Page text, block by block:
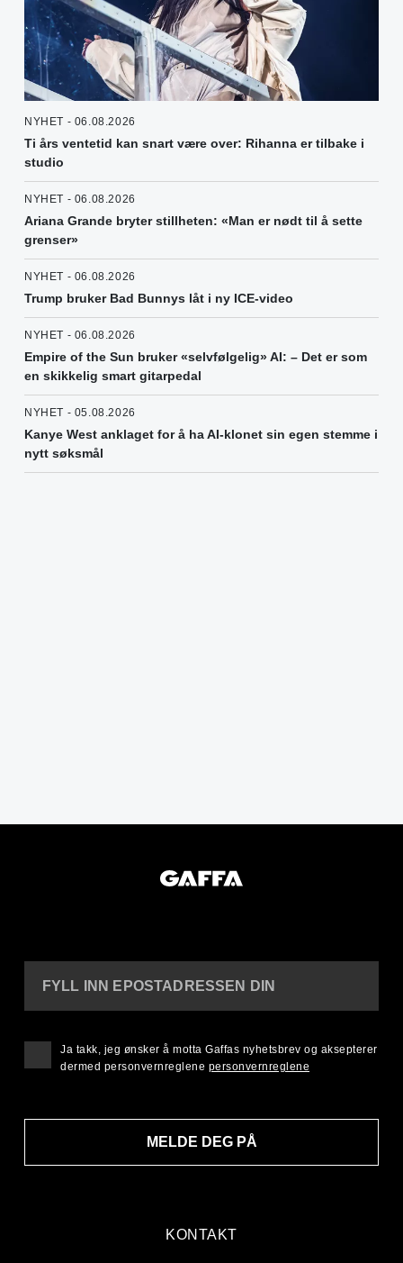
NYHET - 06.08.2026
Ti års ventetid kan snart være over: Rihanna er tilbake i
studio
NYHET - 06.08.2026
Ariana Grande bryter stillheten: «Man er nødt til å sette
grenser»
NYHET - 06.08.2026
Trump bruker Bad Bunnys låt i ny ICE-video
NYHET - 06.08.2026
Empire of the Sun bruker «selvfølgelig» AI: – Det er som
en skikkelig smart gitarpedal
NYHET - 05.08.2026
Kanye West anklaget for å ha AI-klonet sin egen stemme i
nytt søksmål
KONTAKT
FYLL INN EPOSTADRESSEN DIN
MELDE DEG PÅ
Ja takk, jeg ønsker å motta Gaffas nyhetsbrev og aksepterer
dermed personvernreglene personvernreglene